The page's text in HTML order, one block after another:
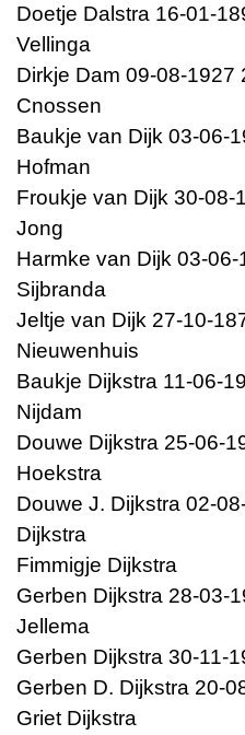
Doetje Dalstra 16-01-
Vellinga
Dirkje Dam 09-08-1927
Cnossen
Baukje van Dijk 03-06-
Hofman
Froukje van Dijk 30-08-
Jong
Harmke van Dijk 03-
Sijbranda
Jeltje van Dijk 27-10-
Nieuwenhuis
Baukje Dijkstra 11-06-
Nijdam
Douwe Dijkstra 25-06-
Hoekstra
Douwe J. Dijkstra 02-
Dijkstra
Fimmigje Dijkstra
Gerben Dijkstra 28-03-
Jellema
Gerben Dijkstra 30-11-
Gerben D. Dijkstra 20-
Griet Dijkstra